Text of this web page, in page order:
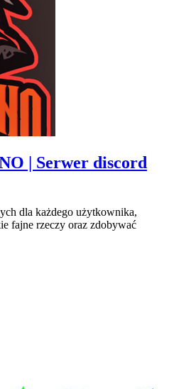
| Serwer discord
dla każdego użytkownika,
fajne rzeczy oraz zdobywać